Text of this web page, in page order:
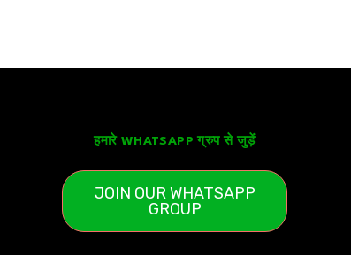
हमारे WHATSAPP ग्रुप से जुड़ें
JOIN OUR WHATSAPP
GROUP